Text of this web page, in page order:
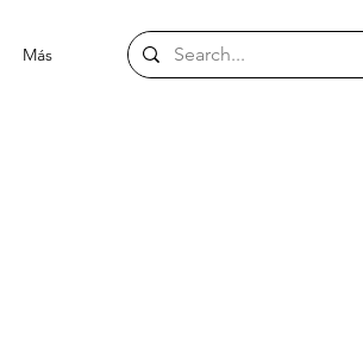
Más